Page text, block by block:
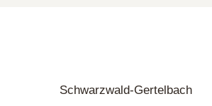
TRAVEL
Schwarzwald-Gertelbach